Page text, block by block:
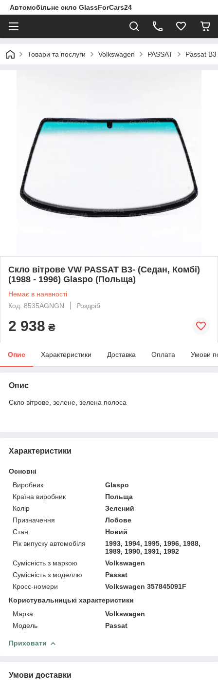
Автомобільне скло GlassForCars24
Товари та послуги Volkswagen PASSAT Passat
Скло вітрове VW PASSAT B3- (Седан, Комбі)
(1988 - 1996) Glaspo (Польща)
Немає в наявності
Код: 8535AGNGN
Роздріб
2 938 ₴
Опис Характеристики Доставка Оплата Умови
Опис
Скло вітрове, зелене, зелена полоса
Характеристики
Основні
Виробник
Glaspo
Країна виробник
Польща
Колір
Зелений
Призначення
Лобове
Стан
Новий
Рік випуску автомобіля
1993, 1994, 1995, 1996, 1988,
1989, 1990, 1991, 1992
Сумісність з маркою
Volkswagen
Сумісність з моделлю
Passat
Кросс-номери
Volkswagen 357845091F
Користувальницькі характеристики
Марка
Volkswagen
Модель
Passat
Приховати
Умови доставки